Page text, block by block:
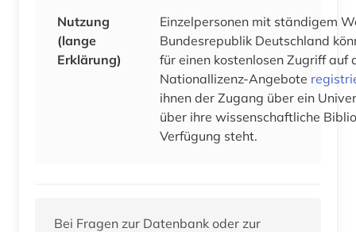
Nutzung
(lange
Erklärung)
Einzelpersonen mit ständigem
Bundesrepublik Deutschland
für einen kostenlosen Zugriff auf
Nationallizenz-Angebote
ihnen der Zugang über ein
über ihre wissenschaftliche
Verfügung steht.
Bei Fragen zur Datenbank oder zur